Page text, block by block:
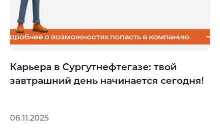
Карьера в Сургутнефтегазе: твой
завтрашний день начинается сегодня!
06.11.2025